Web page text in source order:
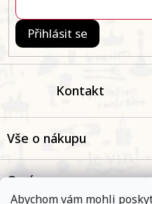
Abychom vám mohli
Kontakt
Přihlásit se
Vše o nákupu
O nás